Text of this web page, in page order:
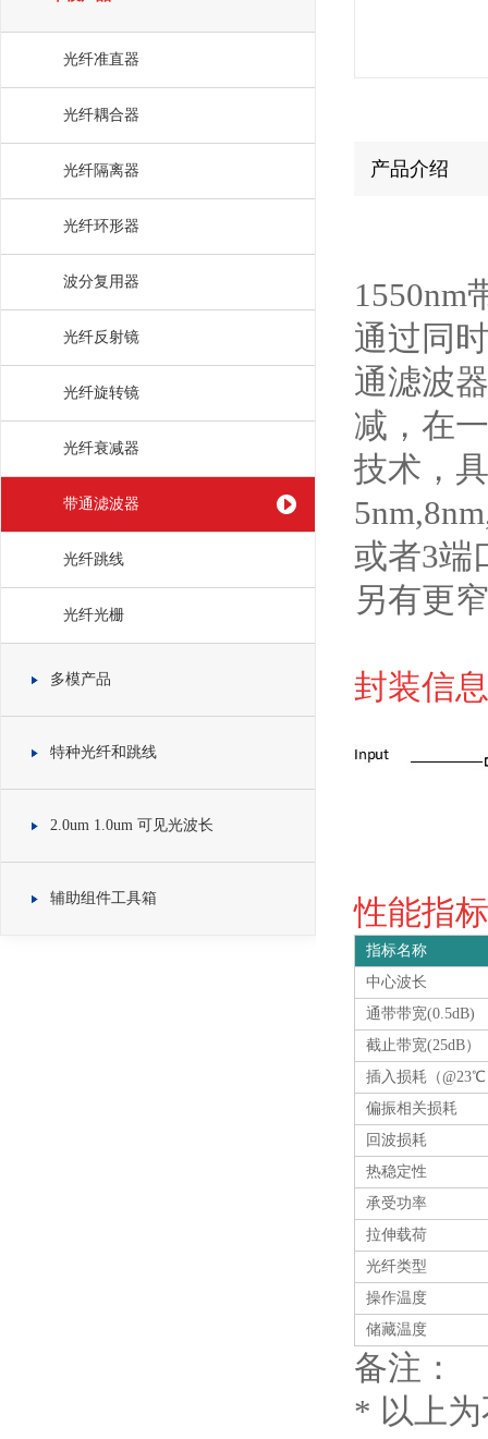
光纤准直器
光纤耦合器
光纤隔离器
光纤环形器
波分复用器
光纤反射镜
光纤旋转镜
光纤衰减器
带通滤波器
光纤跳线
光纤光栅
多模产品
特种光纤和跳线
2.0um 1.0um 可见光波长
辅助组件工具箱
产品介绍
1550nm
通过同
通滤波
减，在
技术，
或者3端
另有更
封装信
性能指
指标名称
中心波长
通带带宽(0.5dB)
截止带宽(25dB）
插入损耗（
偏振相关损耗
回波损耗
热稳定性
承受功率
拉伸载荷
光纤类型
操作温度
储藏温度
备注：
* 以上